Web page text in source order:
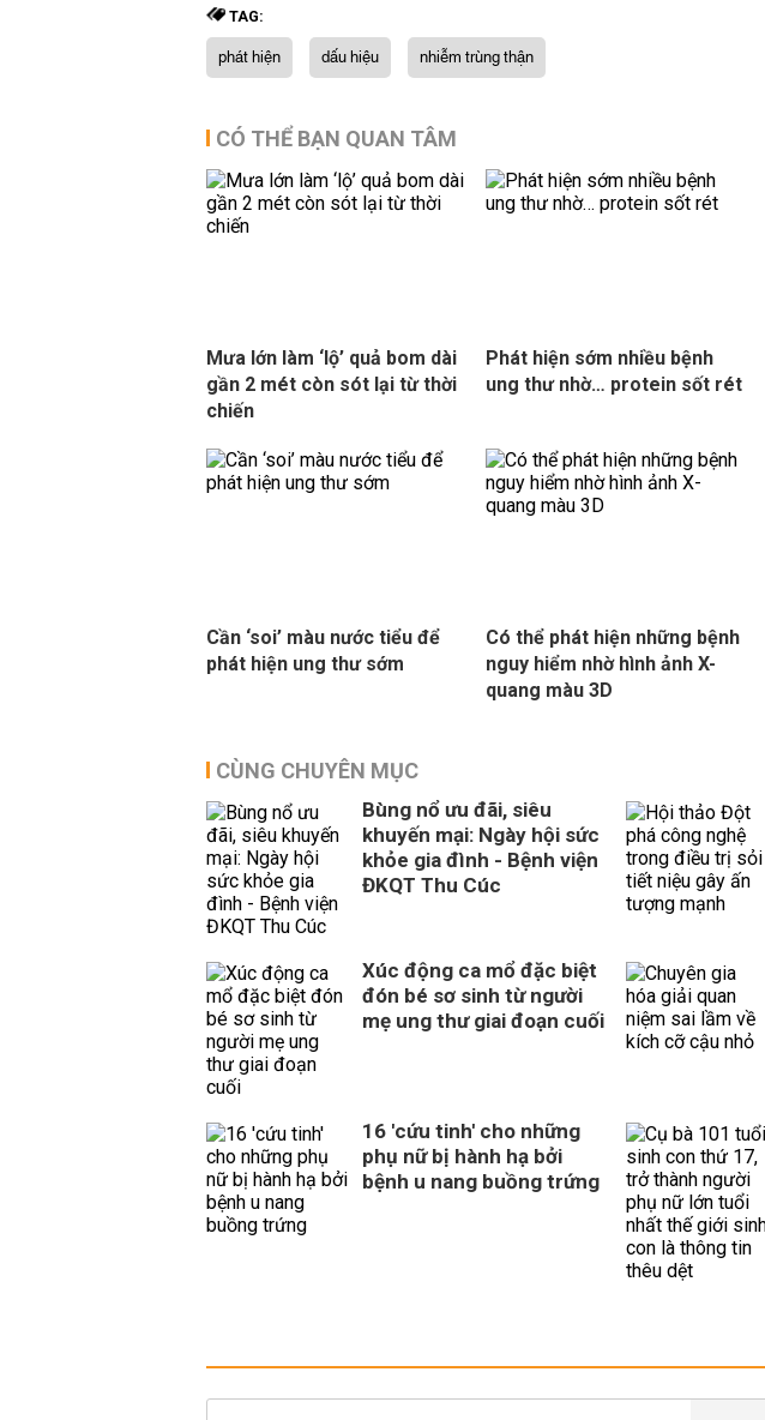
TAG:
phát hiện dấu hiệu nhiễm trùng thận
CÓ THỂ BẠN QUAN TÂM
Mưa lớn làm ‘lộ’ quả bom dài
gần 2 mét còn sót lại từ thời
chiến
Phát hiện sớm nhiều bệnh
ung thư nhờ… protein sốt rét
Cần ‘soi’ màu nước tiểu để
phát hiện ung thư sớm
Có thể phát hiện những bệnh
nguy hiểm nhờ hình ảnh X-
quang màu 3D
CÙNG CHUYÊN MỤC
Bùng nổ ưu đãi, siêu
khuyến mại: Ngày hội sức
khỏe gia đình - Bệnh viện
ĐKQT Thu Cúc
Xúc động ca mổ đặc biệt
đón bé sơ sinh từ người
mẹ ung thư giai đoạn cuối
16 'cứu tinh' cho những
phụ nữ bị hành hạ bởi
bệnh u nang buồng trứng